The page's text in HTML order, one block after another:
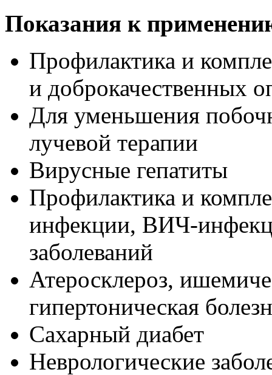
Показания к
Профилактика и
и доброкачественных
Для уменьшения
лучевой терапии
Вирусные гепатиты
Профилактика и
инфекции, ВИЧ-
заболеваний
Атеросклероз,
гипертоническая
Сахарный диабет
Неврологические